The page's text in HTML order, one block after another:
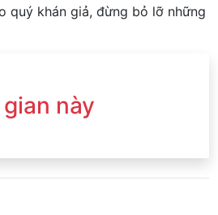
quý khán giả, đừng bỏ lỡ những
này